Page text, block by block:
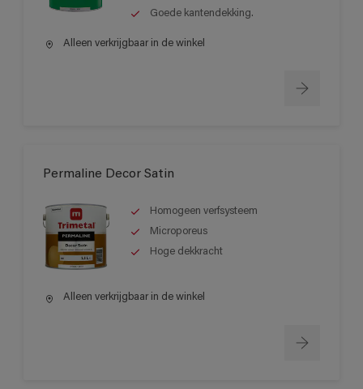
Goede kantendekking.
Alleen verkrijgbaar in de winkel
Permaline Decor Satin
Homogeen verfsysteem
Microporeus
Hoge dekkracht
Alleen verkrijgbaar in de winkel